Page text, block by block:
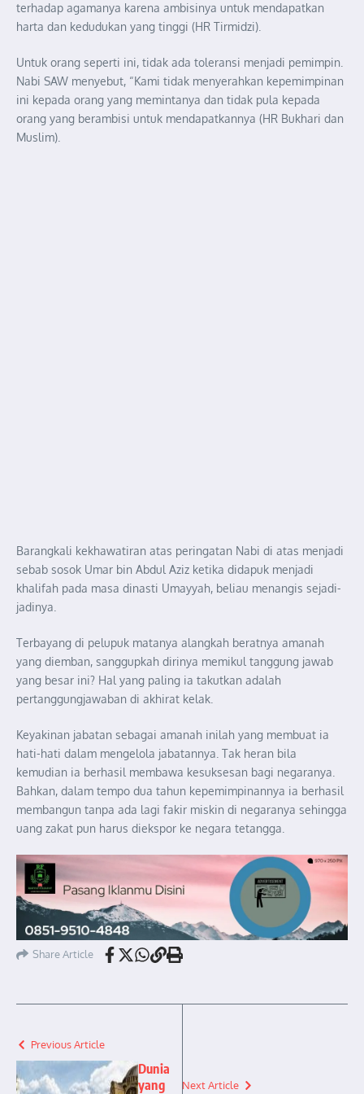
terhadap agamanya karena ambisinya untuk mendapatkan
harta dan kedudukan yang tinggi (HR Tirmidzi).
Untuk orang seperti ini, tidak ada toleransi menjadi pemimpin.
Nabi SAW menyebut, “Kami tidak menyerahkan kepemimpinan
ini kepada orang yang memintanya dan tidak pula kepada
orang yang berambisi untuk mendapatkannya (HR Bukhari dan
Muslim).
Barangkali kekhawatiran atas peringatan Nabi di atas menjadi
sebab sosok Umar bin Abdul Aziz ketika didapuk menjadi
khalifah pada masa dinasti Umayyah, beliau menangis sejadi-
jadinya.
Terbayang di pelupuk matanya alangkah beratnya amanah
yang diemban, sanggupkah dirinya memikul tanggung jawab
yang besar ini? Hal yang paling ia takutkan adalah
pertanggungjawaban di akhirat kelak.
Keyakinan jabatan sebagai amanah inilah yang membuat ia
hati-hati dalam mengelola jabatannya. Tak heran bila
kemudian ia berhasil membawa kesuksesan bagi negaranya.
Bahkan, dalam tempo dua tahun kepemimpinannya ia berhasil
membangun tanpa ada lagi fakir miskin di negaranya sehingga
uang zakat pun harus diekspor ke negara tetangga.
Share Article
Previous Article
Dunia
yang
Next Article